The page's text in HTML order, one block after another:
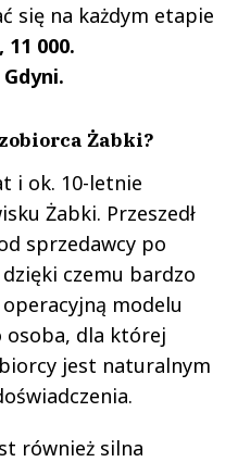
się na każdym etapie
000.
Żabki?
i ok. 10-letnie
Żabki. Przeszedł
sprzedawcy po
czemu bardzo
modelu
osoba, dla której
jest naturalnym
również silna